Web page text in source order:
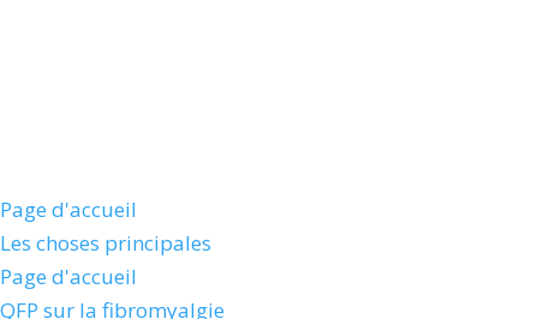
Page d'accueil
Les choses principales
Page d'accueil
QFP sur la fibromyalgie